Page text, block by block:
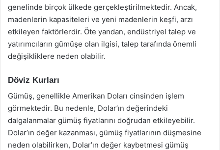
genelinde birçok ülkede gerçekleştirilmektedir. Ancak,
madenlerin kapasiteleri ve yeni madenlerin keşfi, arzı
etkileyen faktörlerdir. Öte yandan, endüstriyel talep ve
yatırımcıların gümüşe olan ilgisi, talep tarafında önemli
değişikliklere neden olabilir.
Döviz Kurları
Gümüş, genellikle Amerikan Doları cinsinden işlem
görmektedir. Bu nedenle, Dolar’ın değerindeki
dalgalanmalar gümüş fiyatlarını doğrudan etkileyebilir.
Dolar’ın değer kazanması, gümüş fiyatlarının düşmesine
neden olabilirken, Dolar’ın değer kaybetmesi gümüş